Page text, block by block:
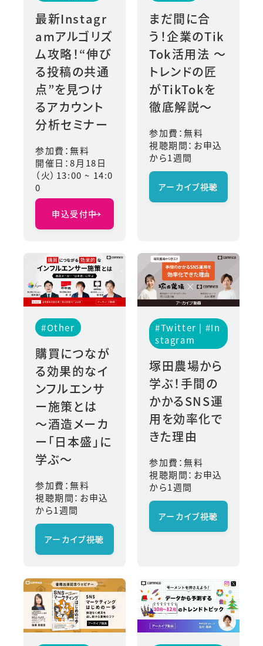
最新Instagr
amアルゴリズ
ム攻略！“伸び
る投稿の共通
点”を見つけ
るアカウント
分析セミナー
参加費：無料
開催日：8月18日
（火）13:00 ~ 14:0
0
申込受付中→
まだ間に合
う！企業のTik
Tok活用法 〜
トレンドの匠
がTikTokを
徹底解説〜
参加費：無料
視聴期間：お申込
から1週間
アーカイブ視聴
→
#Other
購買につなが
る効果的なイ
ンフルエンサ
ー施策とは
〜酒造メーカ
ー「日本盛」に
学ぶ〜
参加費：無料
視聴期間：お申込
から1週間
アーカイブ視聴
→
#Twitter | #In
Stagram
塚田農場から
学ぶ！手間の
かかるSNS運
用を効率化で
きた理由
参加費：無料
視聴期間：お申込
から1週間
アーカイブ視聴
→